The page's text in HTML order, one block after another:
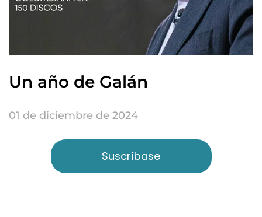
Un año de Galán
01 de diciembre de 2024
Suscríbase